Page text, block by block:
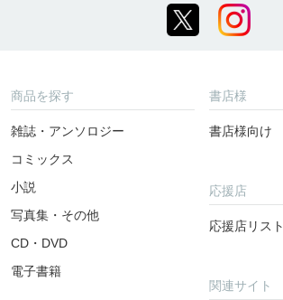
商品を探す
雑誌・アンソロジー
コミックス
小説
写真集・その他
CD・DVD
電子書籍
書店様
書店様向け
応援店
応援店リスト
関連サイト